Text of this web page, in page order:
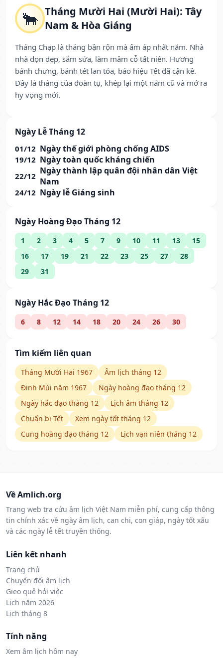
🐂 Tháng Mười Hai (Mười Hai): Tây
Nam & Hòa Giáng
Tháng Chạp là tháng bận rộn mà ấm áp nhất năm. Nhà
nhà dọn dẹp, sắm sửa, làm mâm cỗ tất niên. Hương
bánh chưng, bánh tét lan tỏa, báo hiệu Tết đã cận kề.
Đây là tháng của đoàn tụ, khép lại một năm cũ và mở ra
hy vọng mới.
Ngày Lễ Tháng 12
01/12 Ngày thế giới phòng chống AIDS
19/12 Ngày toàn quốc kháng chiến
22/12 Ngày thành lập quân đội nhân dân Việt
Nam
24/12 Ngày lễ Giáng sinh
Ngày Hoàng Đạo Tháng 12
1 2 3 4 5 7 9 10 11 13
15
16
17 19 21 22 23 25 27
28
29
31
Ngày Hắc Đạo Tháng 12
6 8 12 14 18 20 24 26 30
Tìm kiếm liên quan
Tháng Mười Hai 1967
Âm lịch tháng 12
Đinh Mùi năm 1967
Ngày hoàng đạo tháng 12
Ngày hắc đạo tháng 12
Lịch âm tháng 12
Chuẩn bị Tết
Xem ngày tốt tháng 12
Cung hoàng đạo tháng 12
Lịch vạn niên tháng 12
Về Amlich.org
Trang web tra cứu âm lịch Việt Nam miễn phí, cung cấp thông
tin chính xác về ngày âm lịch, can chi, con giáp, ngày tốt xấu
và các ngày lễ tết truyền thống.
Liên kết nhanh
Trang chủ
Chuyển đổi âm lịch
Gieo quẻ hỏi việc
Lịch năm 2026
Lịch tháng 8
Tính năng
Xem âm lịch hôm nay